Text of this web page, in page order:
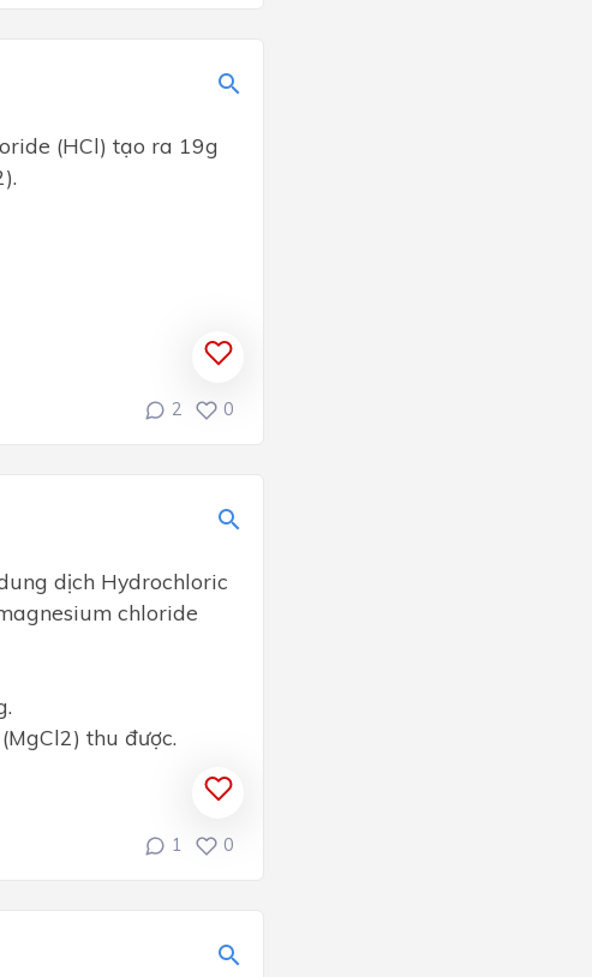
(HCl) tạo ra 19g
2 0
dịch Hydrochloric
chloride
thu được.
1 0